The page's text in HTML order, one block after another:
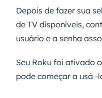
Depois de fazer sua
de TV disponíveis,
usuário e a senha
Seu Roku foi ativado
pode começar a usá -